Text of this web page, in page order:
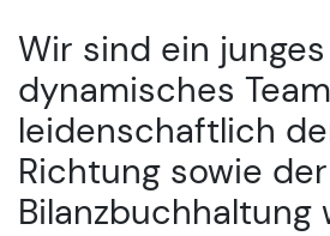
Wir sind ein
dynamisches
leidenschaftlich
Richtung sowie der
Bilanzbuchhaltung